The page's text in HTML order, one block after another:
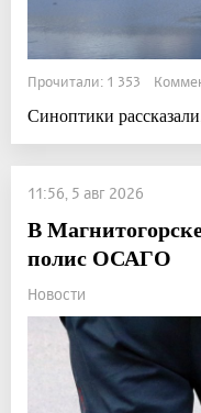
Прочитали: 1 353
Синоптики
11:56, 5 авг 2026
В
полис ОСАГО
Новости